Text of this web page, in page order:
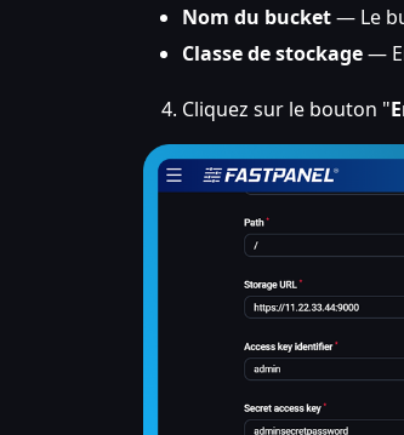
Nom du bucket— Le
Classe de stockage—
Cliquez sur le bouton "